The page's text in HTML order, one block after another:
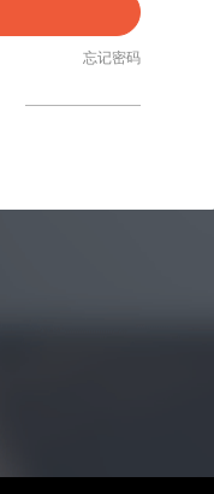
忘记密码